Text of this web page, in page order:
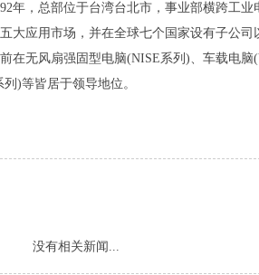
年，总部位于台湾台北市，事业部横跨工业
大应用市场，并在全球七个国家设有子公司
在无风扇强固型电脑(NISE系列)、车载电脑
)等皆居于领导地位。
没有相关新闻...